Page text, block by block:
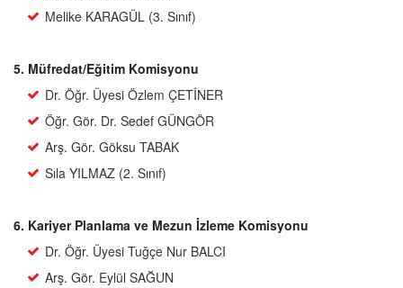
Melike KARAGÜL (3. Sınıf)
5. Müfredat/Eğitim Komisyonu
Dr. Öğr. Üyesi Özlem ÇETİNER
Öğr. Gör. Dr. Sedef GÜNGÖR
Arş. Gör. Göksu TABAK
Sıla YILMAZ (2. Sınıf)
6. Kariyer Planlama ve Mezun İzleme Komisyonu
Dr. Öğr. Üyesi Tuğçe Nur BALCI
Arş. Gör. Eylül SAĞUN